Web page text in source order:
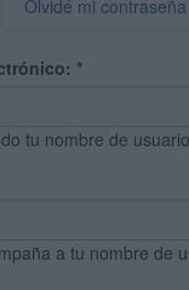
Olvidé mi contraseña
*
tu nombre de
a tu nombre de